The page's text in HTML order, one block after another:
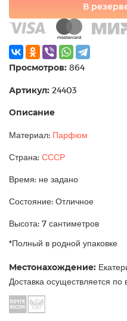
В
Просмотров: 864
Артикул: 24403
Описание
Материал: Парфюм
Страна: СССР
Время: не задано
Состояние: Отличное
Высота: 7 сантиметров
*Полный в родной упаковке
Местонахождение:
Доставка осуществляется